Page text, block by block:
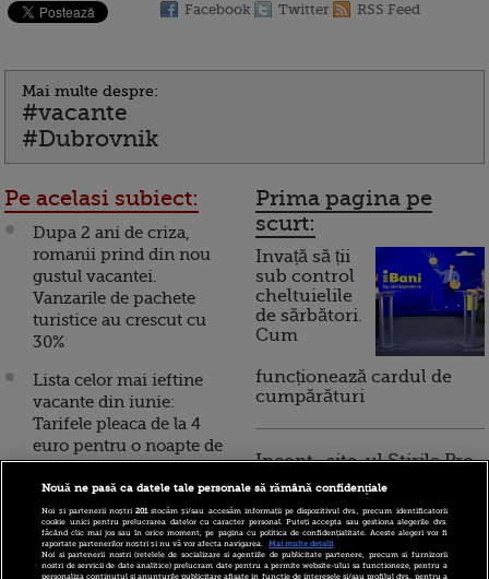
Facebook Twitter RSS Feed
Mai multe despre:
#vacante
#Dubrovnik
Pe acelasi subiect:
Dupa 2 ani de criza,
romanii prind din nou
gustul vacantei.
Vanzarile de pachete
turistice au crescut cu
30%
Lista celor mai ieftine
vacante din iunie:
Tarifele pleaca de la 4
euro pentru o noapte de
cazare. Unde ai vrea sa
pleci?
TOP VACANTE
TRASNITE. Vezi 9 idei de
escapade inedite!
Prima pagina pe
scurt:
Invață să ții
sub control
cheltuielile
de sărbători.
Cum
funcționează cardul de
cumpărături
Incont , site-ul Știrile Pro
TV de informații
economice și educație
financiară, a devenit iBani
Nouă ne pasă ca datele tale personale să rămână confidențiale
Noi și partenerii noștri201stocăm și/sau accesăm informații pe dispozitivul dvs., precum identificatorii
cookie unici pentru prelucrarea datelor cu caracter personal. Puteți accepta sau gestiona alegerile dvs.
făcând clic mai jos sau în orice moment, pe pagina cu politica de confidențialitate. Aceste alegeri vor fi
raportate partenerilor noștri și nu vă vor afecta navigarea.
Mai multe detalii
Noi si partenerii nostri (retelele de socializare si agentiile de publicitate partenere, precum si furnizorii
nostri de servicii de date analitice) prelucram date pentru a permite website-ului sa functioneze, pentru a
personaliza continutul si anunturile publicitare afisate in functie de interesele si/sau profilul dvs., pentru a